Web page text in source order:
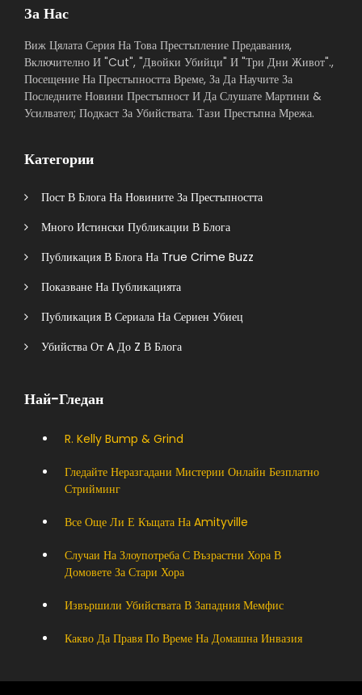
За Нас
Виж Цялата Серия На Това Престъпление Предавания,
Включително И "Cut", "Двойки Убийци" И "Три Дни Живот".,
Посещение На Престъпността Време, За Да Научите За
Последните Новини Престъпност И Да Слушате Мартини &
Усилвател; Подкаст За Убийствата. Тази Престъпна Мрежа.
Категории
Пост В Блога На Новините За Престъпността
Много Истински Публикации В Блога
Публикация В Блога На True Crime Buzz
Показване На Публикацията
Публикация В Сериала На Сериен Убиец
Убийства От A До Z В Блога
Най-Гледан
R. Kelly Bump & Grind
Гледайте Неразгадани Мистерии Онлайн Безплатно
Стрийминг
Все Още Ли Е Къщата На Amityville
Случаи На Злоупотреба С Възрастни Хора В
Домовете За Стари Хора
Извършили Убийствата В Западния Мемфис
Какво Да Правя По Време На Домашна Инвазия